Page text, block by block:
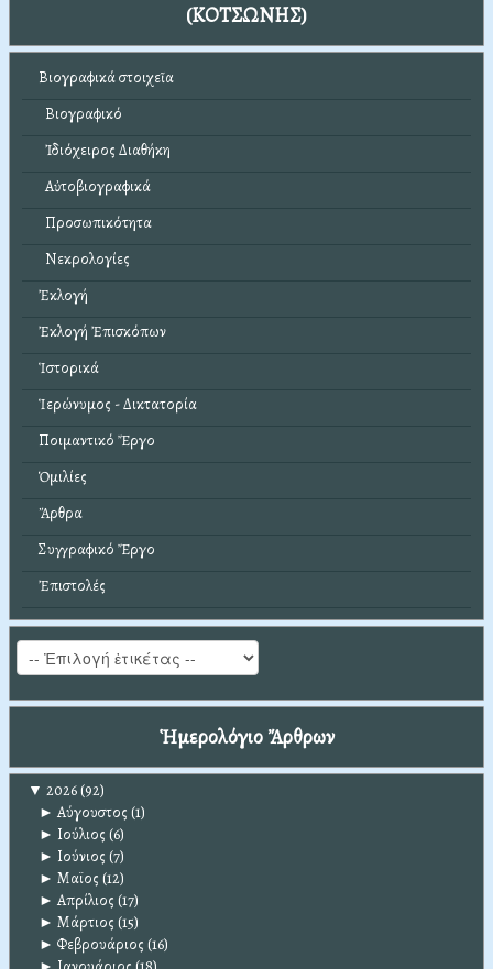
(ΚΟΤΣΩΝΗΣ)
Βιογραφικά στοιχεῖα
Βιογραφικό
Ἰδιόχειρος Διαθήκη
Αὐτοβιογραφικά
Προσωπικότητα
Νεκρολογίες
Ἐκλογή
Ἐκλογή Ἐπισκόπων
Ἱστορικά
Ἱερώνυμος - Δικτατορία
Ποιμαντικό Ἔργο
Ὁμιλίες
Ἄρθρα
Συγγραφικό Ἔργο
Ἐπιστολές
Ἡμερολόγιο Ἄρθρων
▼ 2026(92)
► Αύγουστος (1)
► Ιούλιος (6)
► Ιούνιος (7)
► Μαϊος (12)
► Απρίλιος (17)
► Μάρτιος (15)
► Φεβρουάριος (16)